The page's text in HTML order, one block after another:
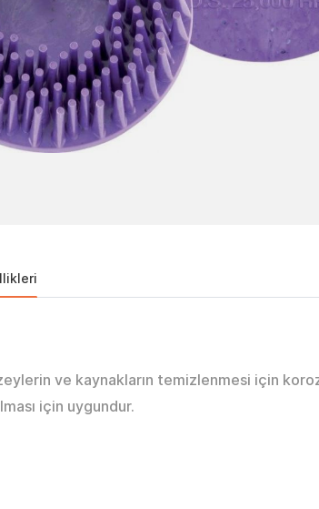
ve kaynakların temizlenmesi için
için uygundur.